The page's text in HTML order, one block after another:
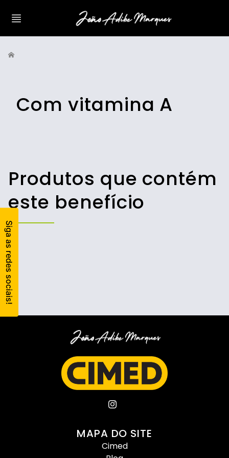
Com vitamina A
Produtos que contém
este benefício
MAPA DO SITE
Cimed